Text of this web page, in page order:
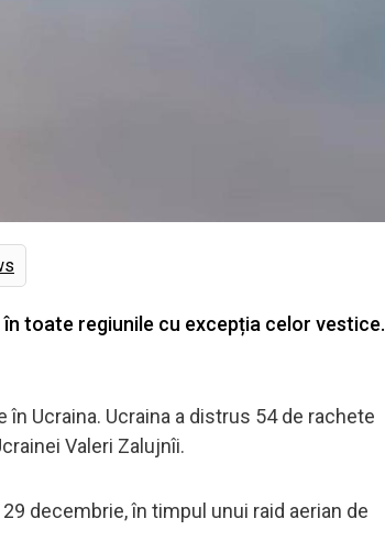
toate regiunile cu excepția celor vestice.
în Ucraina. Ucraina a distrus 54 de rachete
Valeri Zalujnîi.
decembrie, în timpul unui raid aerian de